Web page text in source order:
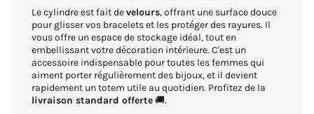
Le cylindre est fait develours, offrant une surface douce
pour glisser vos bracelets et les protéger des rayures. Il
vous offre un espace de stockage idéal, tout en
embellissant votre décoration intérieure. C'est un
accessoire indispensable pour toutes les femmes qui
aiment porter régulièrement des bijoux, et il devient
rapidement un totem utile au quotidien. Profitez de la
livraison standard offerte🚚.